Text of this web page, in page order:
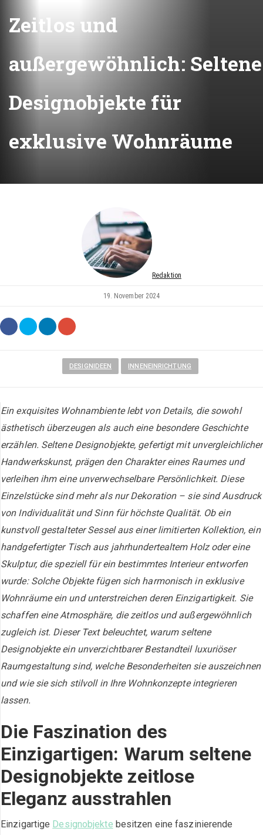
Zeitlos und
außergewöhnlich: Seltene
Designobjekte für
exklusive Wohnräume
Redaktion
19. November 2024
DESIGNIDEEN INNENEINRICHTUNG
Ein exquisites Wohnambiente lebt von Details, die sowohl
ästhetisch überzeugen als auch eine besondere Geschichte
erzählen. Seltene Designobjekte, gefertigt mit unvergleichlicher
Handwerkskunst, prägen den Charakter eines Raumes und
verleihen ihm eine unverwechselbare Persönlichkeit. Diese
Einzelstücke sind mehr als nur Dekoration – sie sind Ausdruck
von Individualität und Sinn für höchste Qualität. Ob ein
kunstvoll gestalteter Sessel aus einer limitierten Kollektion, ein
handgefertigter Tisch aus jahrhundertealtem Holz oder eine
Skulptur, die speziell für ein bestimmtes Interieur entworfen
wurde: Solche Objekte fügen sich harmonisch in exklusive
Wohnräume ein und unterstreichen deren Einzigartigkeit. Sie
schaffen eine Atmosphäre, die zeitlos und außergewöhnlich
zugleich ist. Dieser Text beleuchtet, warum seltene
Designobjekte ein unverzichtbarer Bestandteil luxuriöser
Raumgestaltung sind, welche Besonderheiten sie auszeichnen
und wie sie sich stilvoll in Ihre Wohnkonzepte integrieren
lassen.
Die Faszination des
Einzigartigen: Warum seltene
Designobjekte zeitlose
Eleganz ausstrahlen
Einzigartige Designobjekte besitzen eine faszinierende